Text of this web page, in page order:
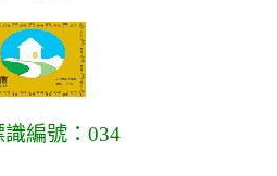
編號：034